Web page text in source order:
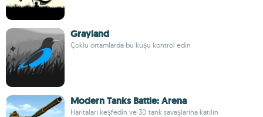
Grayland
Çoklu ortamlarda bu kuşu kontrol edin
Modern Tanks Battle: Arena
Haritaları keşfedin ve 3D tank savaşlarına katılın